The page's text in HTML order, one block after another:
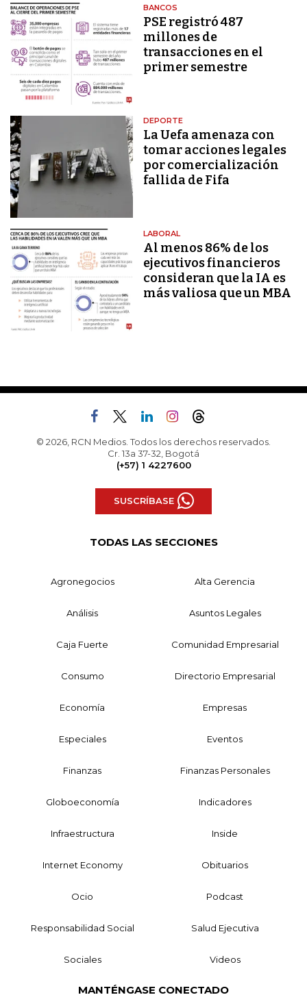
BANCOS
PSE registró 487
millones de
transacciones en el
primer semestre
DEPORTE
La Uefa amenaza con
tomar acciones legales
por comercialización
fallida de Fifa
LABORAL
Al menos 86% de los
ejecutivos financieros
consideran que la IA es
más valiosa que un MBA
© 2026, RCN Medios. Todos los derechos reservados.
Cr. 13a 37-32, Bogotá
(+57) 1 4227600
SUSCRÍBASE
TODAS LAS SECCIONES
Agronegocios Alta Gerencia
Análisis Asuntos Legales
Caja Fuerte Comunidad Empresarial
Consumo Directorio Empresarial
Economía Empresas
Especiales Eventos
Finanzas Finanzas Personales
Globoeconomía Indicadores
Infraestructura Inside
Internet Economy Obituarios
Ocio Podcast
Responsabilidad Social Salud Ejecutiva
Sociales Videos
MANTÉNGASE CONECTADO